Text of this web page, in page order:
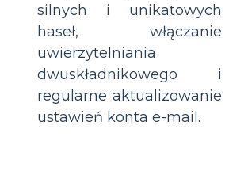
silnych i unikatowych
haseł, włączanie
uwierzytelniania
dwuskładnikowego i
regularne aktualizowanie
ustawień konta e-mail.